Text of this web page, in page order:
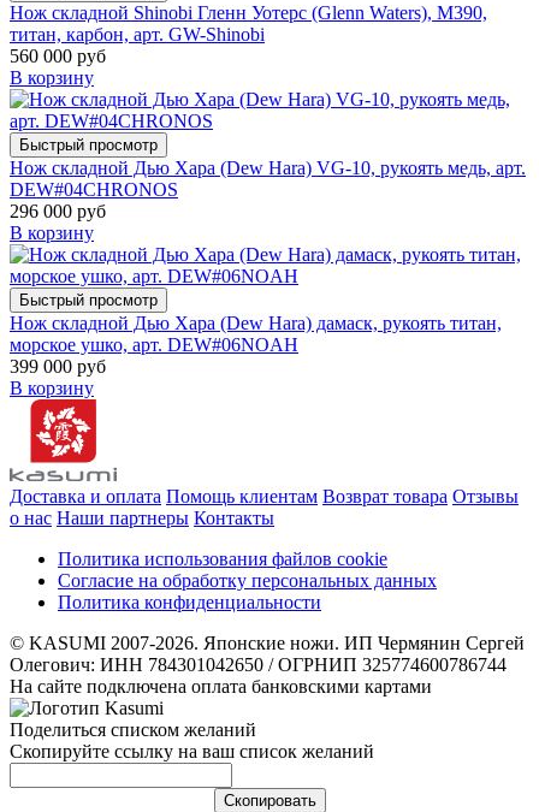
Нож складной Shinobi Гленн Уотерс (Glenn Waters), M390,
титан, карбон, арт. GW-Shinobi
560 000 руб
В корзину
Быстрый просмотр
Нож складной Дью Хара (Dew Hara) VG-10, рукоять медь, арт.
DEW#04CHRONOS
296 000 руб
В корзину
Быстрый просмотр
Нож складной Дью Хара (Dew Hara) дамаск, рукоять титан,
морское ушко, арт. DEW#06NOAH
399 000 руб
В корзину
Доставка и оплата Помощь клиентам Возврат товара Отзывы
о нас Наши партнеры Контакты
Политика использования файлов cookie
Согласие на обработку персональных данных
Политика конфиденциальности
© KASUMI 2007-2026. Японские ножи. ИП Чермянин Сергей
Олегович: ИНН 784301042650 / ОГРНИП 325774600786744
На сайте подключена оплата банковскими картами
Поделиться списком желаний
Скопируйте ссылку на ваш список желаний
Cкопировать